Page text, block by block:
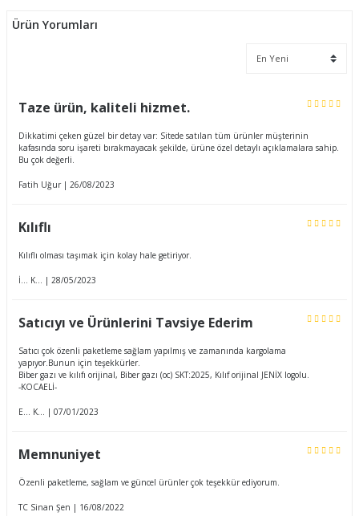
Ürün Yorumları
Taze ürün, kaliteli hizmet.
Dikkatimi çeken güzel bir detay var: Sitede satılan tüm ürünler müşterinin
kafasında soru işareti bırakmayacak şekilde, ürüne özel detaylı açıklamalara sahip.
Bu çok değerli.
Fatih Uğur | 26/08/2023
Kılıflı
Kılıflı olması taşımak için kolay hale getiriyor.
İ... K... | 28/05/2023
Satıcıyı ve Ürünlerini Tavsiye Ederim
Satıcı çok özenli paketleme sağlam yapılmış ve zamanında kargolama
yapıyor.Bunun için teşekkürler.
Biber gazı ve kılıfı orijinal, Biber gazı (oc) SKT:2025, Kılıf orijinal JENİX logolu.
-KOCAELİ-
E... K... | 07/01/2023
Memnuniyet
Özenli paketleme, sağlam ve güncel ürünler çok teşekkür ediyorum.
TC Sinan Şen | 16/08/2022